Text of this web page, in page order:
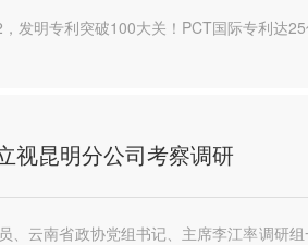
发明专利突破100大关！PCT国际专利达25
视昆明分公司考察调研
、云南省政协党组书记、主席李江率调研